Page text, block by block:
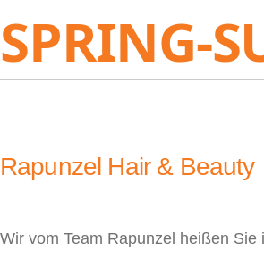
SPRING-
Rapunzel Hair & Beauty
Wir vom Team Rapunzel heißen